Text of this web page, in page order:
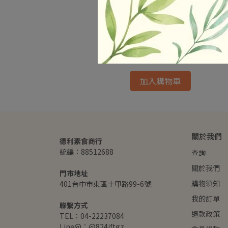
珍合-年菜系列 /1200g
NT$355
加入購物車
德利素食商行
統編：88512688
門市地址
401台中市東區十甲路99-6號
聯繫方式
TEL：04-22237084
關於我們
查詢
關於我們
購物須知
我的訂單
退款政策